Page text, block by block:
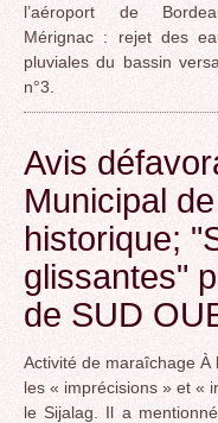
l’aéroport de
Mérignac : rejet des
pluviales du bassin
n°3.
Avis
Municipal
historique;
glissantes"
de SUD
Activité de maraîchage
les « imprécisions » et «
le Sijalag. Il a